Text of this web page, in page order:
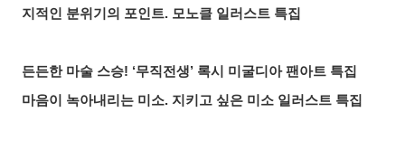
지적인 분위기의 포인트. 모노클 일러스트 특집
든든한 마술 스승! ‘무직전생’ 록시 미굴디아 팬아트 특집
마음이 녹아내리는 미소. 지키고 싶은 미소 일러스트 특집